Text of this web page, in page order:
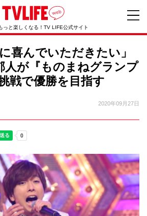
っと楽しくなる！TV LIFE公式サイト
喜んでいただきたい」
人が『ものまねグランプ
戦で優勝を目指す
2020年09月27日